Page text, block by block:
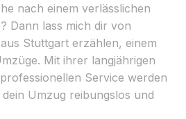
nach einem verlässlichen
Dann lass mich dir von
Stuttgart erzählen, einem
Mit ihrer langjährigen
Service werden
Umzug reibungslos und